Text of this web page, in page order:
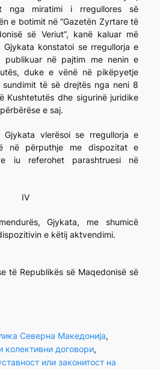
nga miratimi i rregullores së
e botimit në “Gazetën Zyrtare të
së Veriut”, kanë kaluar më
konstatoi se rregullorja e
publikuar në pajtim me nenin e
duke e vënë në pikëpyetje
sundimit të së drejtës nga neni 8
Kushtetutës dhe sigurinë juridike
e saj.
vlerësoi se rregullorja e
në përputhje me dispozitat e
iu referohet parashtruesi në
IV
Gjykata, me shumicë
e këtij aktvendimi.
të Republikës së Maqedonisë së
Северна Македонија
колективни договори
или законитост на